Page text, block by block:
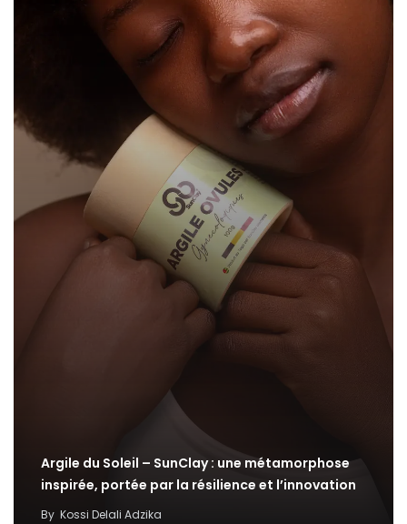
Argile du Soleil – SunClay : une métamorphose
inspirée, portée par la résilience et l’innovation
By Kossi Delali Adzika